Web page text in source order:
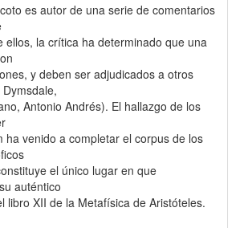
es autor de una serie de comentarios
ellos, la crítica ha determinado que una
y deben ser adjudicados a otros
Antonio Andrés). El hallazgo de los
ha venido a completar el corpus de los
el único lugar en que
auténtico
libro XII de la Metafísica de Aristóteles.